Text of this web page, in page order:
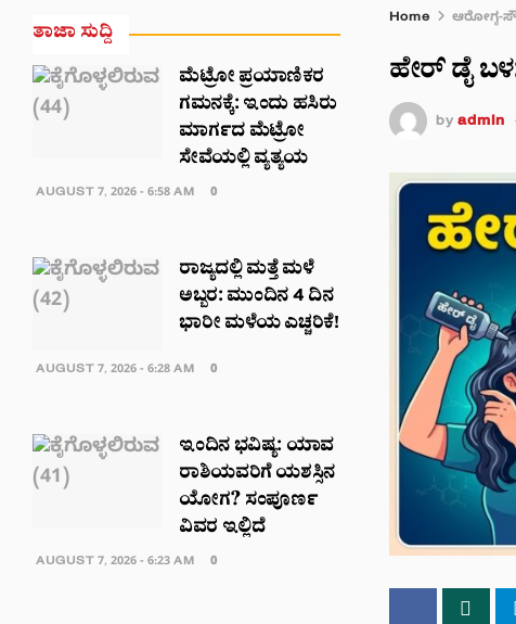
Home ಆರೋಗ್ಯ-
ಹೇರ್ ಡೈ
by admin
ತಾಜಾ ಸುದ್ದಿ
ಮೆಟ್ರೋ ಪ್ರಯಾಣಿಕರ
ಗಮನಕ್ಕೆ: ಇಂದು ಹಸಿರು
ಮಾರ್ಗದ ಮೆಟ್ರೋ
ಸೇವೆಯಲ್ಲಿ ವ್ಯತ್ಯಯ
AUGUST 7, 2026 - 6:58 AM 0
ರಾಜ್ಯದಲ್ಲಿ ಮತ್ತೆ ಮಳೆ
ಅಬ್ಬರ: ಮುಂದಿನ 4 ದಿನ
ಭಾರೀ ಮಳೆಯ ಎಚ್ಚರಿಕೆ!
AUGUST 7, 2026 - 6:28 AM 0
ಇಂದಿನ ಭವಿಷ್ಯ: ಯಾವ
ರಾಶಿಯವರಿಗೆ ಯಶಸ್ಸಿನ
ಯೋಗ? ಸಂಪೂರ್ಣ
ವಿವರ ಇಲ್ಲಿದೆ
AUGUST 7, 2026 - 6:23 AM 0